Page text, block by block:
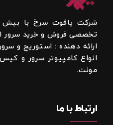
تخصصی فروش و خرید سرور
انواع کامپیوتر سرور و
مونت.
ارتباط با ما